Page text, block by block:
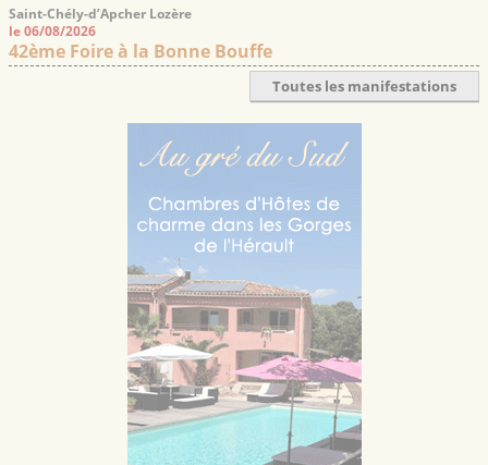
Saint-Chély-d’Apcher Lozère
le 06/08/2026
42ème Foire à la Bonne Bouffe
Toutes les manifestations